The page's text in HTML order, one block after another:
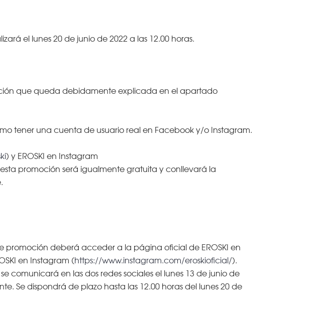
el lunes 20 de junio de 2022 a las 12.00 horas.
que queda debidamente explicada en el apartado
tener una cuenta de usuario real en Facebook y/o Instagram.
) y EROSKI en Instagram
promoción será igualmente gratuita y conllevará la
promoción deberá acceder a la página oficial de EROSKI en
en Instagram (https://www.instagram.com/eroskioficial/).
comunicará en las dos redes sociales el lunes 13 de junio de
Se dispondrá de plazo hasta las 12.00 horas del lunes 20 de